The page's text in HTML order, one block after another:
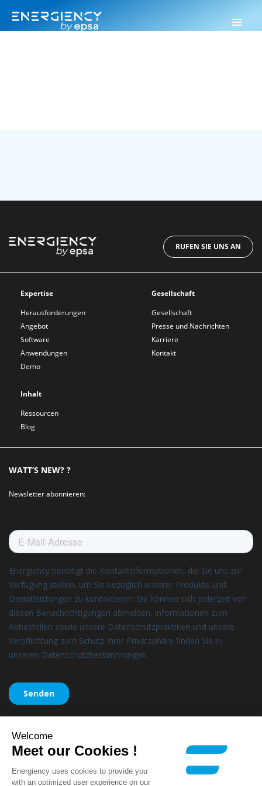
RUFEN SIE UNS AN
Expertise
Herausforderungen
Angebot
Software
Anwendungen
Demo
Gesellschaft
Gesellschaft
Presse und Nachrichten
Karriere
Kontakt
Inhalt
Ressourcen
Blog
WATT’S NEW? ?
Newsletter abonnieren:
Welcome
Meet our Cookies !
Energiency uses cookies to provide you
with an optimized user experience on our